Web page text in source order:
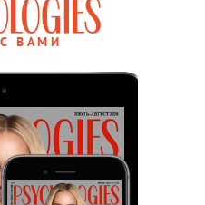
ВАМИ